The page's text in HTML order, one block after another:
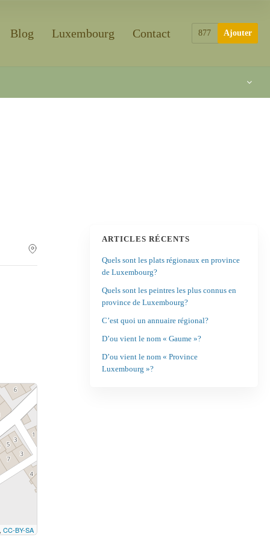
Blog Luxembourg Contact 877 Ajouter
CC-BY-SA
ARTICLES RÉCENTS
Quels sont les plats régionaux en province
de Luxembourg?
Quels sont les peintres les plus connus en
province de Luxembourg?
C’est quoi un annuaire régional?
D’ou vient le nom « Gaume »?
D’ou vient le nom « Province
Luxembourg »?